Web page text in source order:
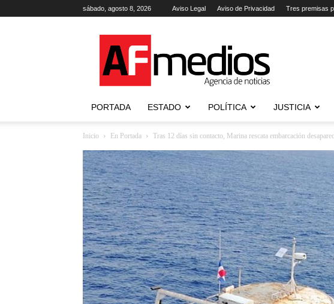
sábado, agosto 8, 2026 Aviso Legal Aviso de Privacidad Tres premisas
Agencia
de
Noticias
PORTADA ESTADO POLÍTICA JUSTICIA
Inicio En Portada Tras 12 días sin contacto, Marina rescata embarcación